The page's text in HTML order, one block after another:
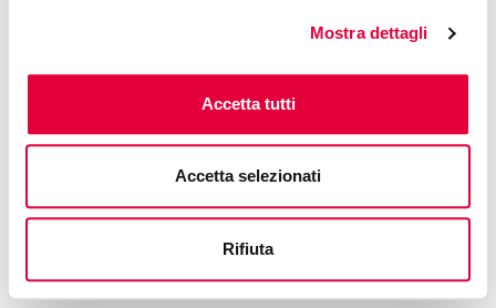
Mostra dettagli
Accetta tutti
Accetta selezionati
Rifiuta